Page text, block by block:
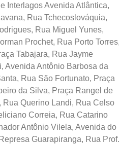
Interlagos Avenida Atlântica,
Rua Tchecoslováquia,
Rua Miguel Yunes,
Prochet, Rua Porto Torres,
Tabajara, Rua Jayme
Avenida Antônio Barbosa da
Rua São Fortunato, Praça
da Silva, Praça Rangel de
Rua Querino Landi, Rua Celso
Correia, Rua Catarino
Antônio Vilela, Avenida do
Guarapiranga, Rua Prof.